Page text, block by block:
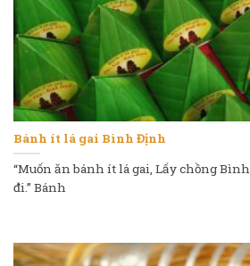
Bánh ít lá gai Bình Định
“Muốn ăn bánh ít lá gai, Lấy chồng
đi.” Bánh